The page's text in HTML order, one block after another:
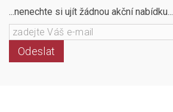
...nenechte si ujít žádnou akční nabídku...
Odeslat